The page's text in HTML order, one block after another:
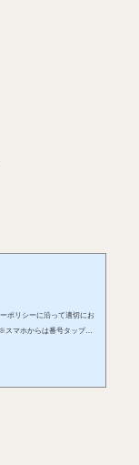
ポリシーに沿って適切にお
スマホからは番号タップで